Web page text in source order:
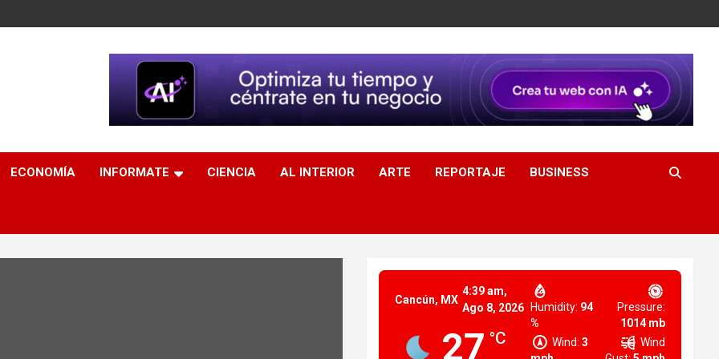
ECONOMÍA INFORMATE CIENCIA AL INTERIOR ARTE REPORTAJE BUSINESS
Cancún, MX
4:39 am,
Ago 8, 2026
27 °C
Humidity: 94
%
Pressure:
1014 mb
Wind: 3
Wind